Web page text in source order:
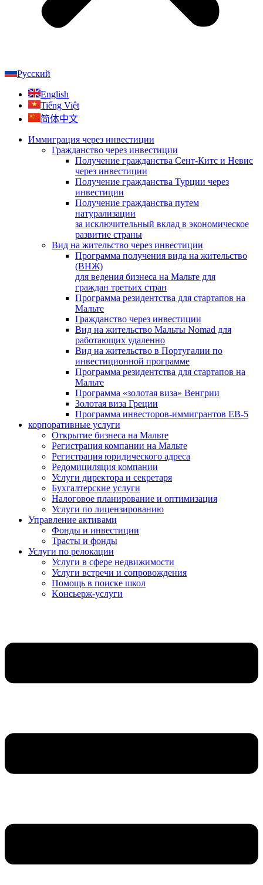
Русский
English
Tiếng Việt
简体中文
Иммиграция через инвестиции
Гражданство через инвестиции
Получение гражданства Сент-Китс и Невис
через инвестиции
Получение гражданства Турции через
инвестиции
Получение гражданства путем
натурализации
за исключительный вклад в экономическое
развитие страны
Вид на жительство через инвестиции
Программа получения вида на жительство
(ВНЖ)
для ведения бизнеса на Мальте для
граждан третьих стран
Программа резидентства для стартапов на
Мальте
Гражданство через инвестиции
Вид на жительство Мальты Nomad для
работающих удаленно
Вид на жительство в Португалии по
инвестиционной программе
Программа резидентства для стартапов на
Мальте
Программа «золотая виза» Венгрии
Золотая виза Греции
Программа инвесторов-иммигрантов EB-5
корпоративные услуги
Открытие бизнеса на Мальте
Регистрация компании на Мальте
Регистрация юридического адреса
Редомициляция компании
Услуги директора и секретаря
Бухгалтерские услуги
Налоговое планирование и оптимизация
Услуги по лицензированию
Управление активами
Фонды и инвестиции
Трасты и фонды
Услуги по релокации
Услуги в сфере недвижимости
Услуги встречи и сопровождения
Помощь в поиске школ
Kонсьерж-услуги